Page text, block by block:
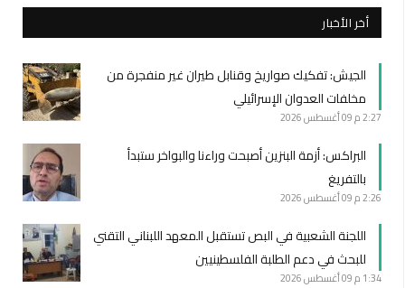
أخر الأخبار
الجيش: تفكيك صواريخ وقنابل طيران غير منفجرة من
مخلفات العدوان الإسرائيلي
2:27 م 09 أغسطس 2026
البراكس: أزمة البنزين أصبحت وراءنا والبواخر ستبدأ
بالتفريغ
2:26 م 09 أغسطس 2026
اللجنة الشعبية في البص تستقبل المعهد اللبناني التقني
للبحث في دعم الطلبة الفلسطينيين
1:34 م 09 أغسطس 2026